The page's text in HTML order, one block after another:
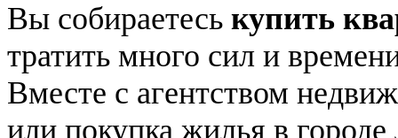
Вы собираетесь купить
тратить много сил и
Вместе с агентством
или покупка жилья в